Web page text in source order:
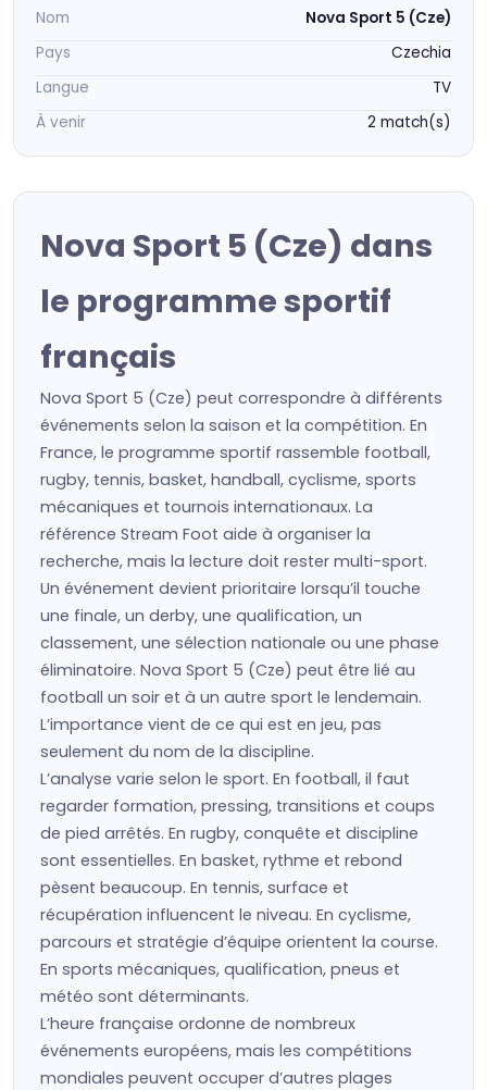
Nom
Nova Sport 5 (Cze)
Pays
Czechia
Langue
TV
À venir
2 match(s)
Nova Sport 5 (Cze) dans
le programme sportif
français
Nova Sport 5 (Cze) peut correspondre à différents
événements selon la saison et la compétition. En
France, le programme sportif rassemble football,
rugby, tennis, basket, handball, cyclisme, sports
mécaniques et tournois internationaux. La
référence Stream Foot aide à organiser la
recherche, mais la lecture doit rester multi-sport.
Un événement devient prioritaire lorsqu’il touche
une finale, un derby, une qualification, un
classement, une sélection nationale ou une phase
éliminatoire. Nova Sport 5 (Cze) peut être lié au
football un soir et à un autre sport le lendemain.
L’importance vient de ce qui est en jeu, pas
seulement du nom de la discipline.
L’analyse varie selon le sport. En football, il faut
regarder formation, pressing, transitions et coups
de pied arrêtés. En rugby, conquête et discipline
sont essentielles. En basket, rythme et rebond
pèsent beaucoup. En tennis, surface et
récupération influencent le niveau. En cyclisme,
parcours et stratégie d’équipe orientent la course.
En sports mécaniques, qualification, pneus et
météo sont déterminants.
L’heure française ordonne de nombreux
événements européens, mais les compétitions
mondiales peuvent occuper d’autres plages